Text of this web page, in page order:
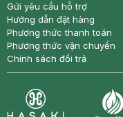
Gửi yêu cầu hỗ trợ
Hướng dẫn đặt hàng
Phương thức thanh toán
Phương thức vận chuyển
Chính sách đổi trả